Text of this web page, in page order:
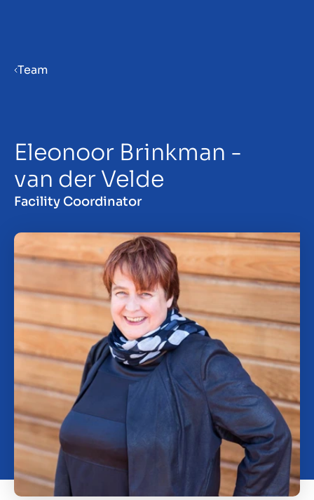
Salg af virksomhed
Køb af virksomhed
Insights
Kontakt
Team
Eleonoor Brinkman -
van der Velde
Facility Coordinator